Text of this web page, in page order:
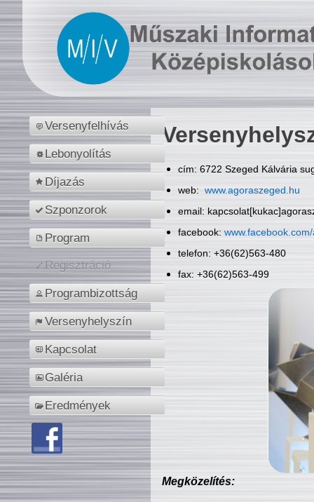
Versenyfelhívás
Lebonyolítás
Díjazás
Szponzorok
Program
Regisztráció
Programbizottság
Versenyhelyszín
Kapcsolat
Galéria
Eredmények
cím: 6722 Szeged Kálvária
web: www.agoraszeged.hu
email:
facebook:
telefon: +36(62)563-480
fax: +36(62)563-499
Megközelítés: